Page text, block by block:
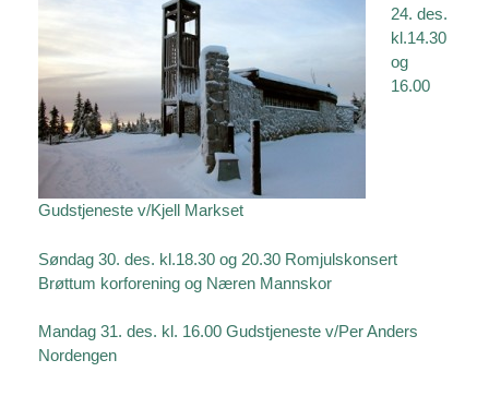
24. des.
kl.14.30
og
16.00
Gudstjeneste v/Kjell Markset
Søndag 30. des. kl.18.30 og 20.30 Romjulskonsert
Brøttum korforening og Næren Mannskor
Mandag 31. des. kl. 16.00 Gudstjeneste v/Per Anders
Nordengen